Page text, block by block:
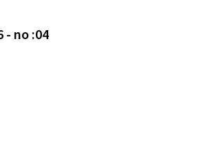
Avis déposé le 21/10/2020 en mairie de Chaumes-en-Retz - page : 1-06 - no :04